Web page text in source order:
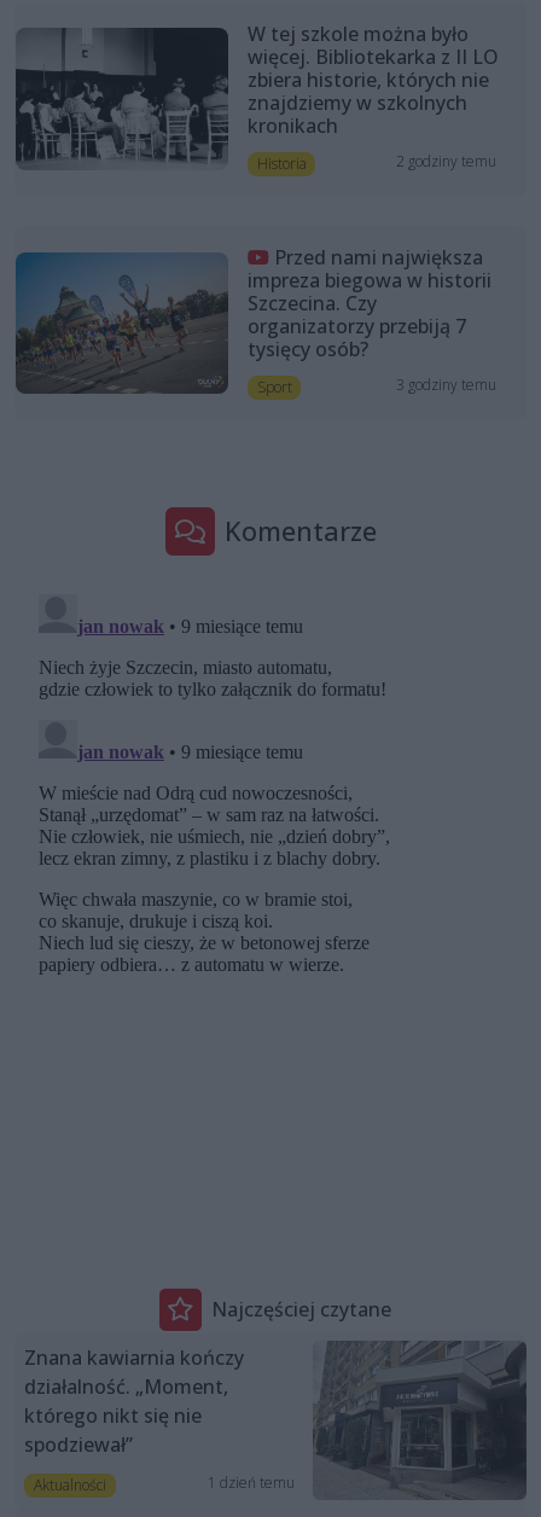
W tej szkole można było
więcej. Bibliotekarka z II LO
zbiera historie, których nie
znajdziemy w szkolnych
kronikach
Historia 2 godziny temu
Przed nami największa
impreza biegowa w historii
Szczecina. Czy
organizatorzy przebiją 7
tysięcy osób?
Sport 3 godziny temu
Komentarze
Najczęściej czytane
Znana kawiarnia kończy
działalność. „Moment,
którego nikt się nie
spodziewał”
Aktualności 1 dzień temu